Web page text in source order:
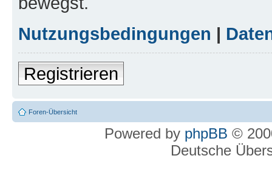
Nutzungsbedingungen |
Registrieren
Foren-Übersicht
Powered by phpBB ©
Deutsche